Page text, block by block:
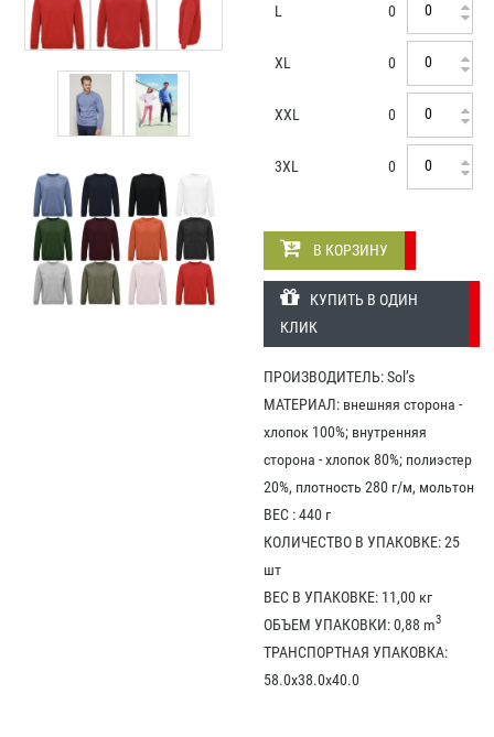
L 0
XL 0
XXL 0
3XL 0
В КОРЗИНУ
КУПИТЬ В ОДИН
КЛИК
ПРОИЗВОДИТЕЛЬ: Sol’s
МАТЕРИАЛ: внешняя сторона -
хлопок 100%; внутренняя
сторона - хлопок 80%; полиэстер
20%, плотность 280 г/м, мольтон
ВЕС : 440 г
КОЛИЧЕСТВО В УПАКОВКЕ: 25
шт
ВЕС В УПАКОВКЕ: 11,00 кг
ОБЪЕМ УПАКОВКИ: 0,88 m3
ТРАНСПОРТНАЯ УПАКОВКА:
58.0x38.0x40.0